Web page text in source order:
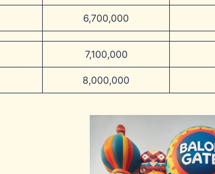
6,700,000
7,100,000
8,000,000